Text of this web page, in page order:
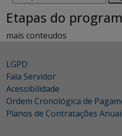
por:
Etapas do
mais conteudos
LGPD
Fala Servidor
Acessibilidade
Ordem Cronológica de
Planos de Contratações